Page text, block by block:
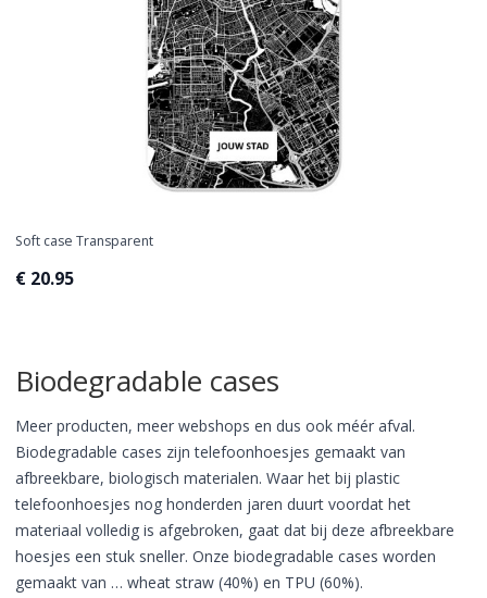
Soft case Transparent
€ 20.95
Biodegradable cases
Meer producten, meer webshops en dus ook méér afval.
Biodegradable cases zijn telefoonhoesjes gemaakt van
afbreekbare, biologisch materialen. Waar het bij plastic
telefoonhoesjes nog honderden jaren duurt voordat het
materiaal volledig is afgebroken, gaat dat bij deze afbreekbare
hoesjes een stuk sneller. Onze biodegradable cases worden
gemaakt van … wheat straw (40%) en TPU (60%).